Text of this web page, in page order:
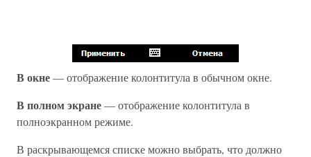
В окне— отображение колонтитула в обычном окне.
В полном экране— отображение колонтитула в
полноэкранном режиме.
В раскрывающемся списке можно выбрать, что должно